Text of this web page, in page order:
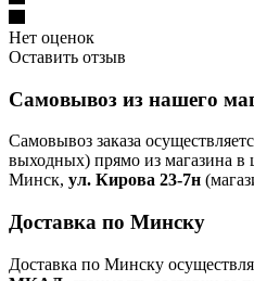
Нет оценок
Оставить отзыв
Самовывоз из нашего
Самовывоз заказа
выходных) прямо из магазина в
Минск, ул. Кирова 23-7н
Доставка по Минску
Доставка по Минску